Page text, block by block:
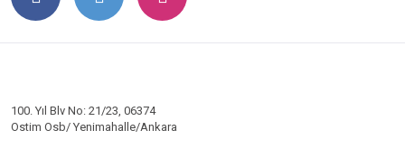
100. Yıl Blv No: 21/23, 06374
Ostim Osb/ Yenimahalle/Ankara